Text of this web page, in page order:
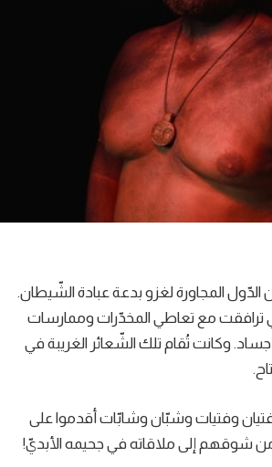
المجاورة لغزو بدعة عبادة الشّيطان.
ترافقت مع تعاطي المخدّرات وممارسات
وكانت تُقام تلك الشّعائر الغريبة في
وفتيات وشبّان وشابّات أقدموا على
من شوقهم إلى ملاقاته في جحيمه الأبديّ!